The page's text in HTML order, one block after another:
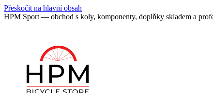
Přeskočit na hlavní obsah
HPM Sport — obchod s koly, komponenty, doplňky skladem a